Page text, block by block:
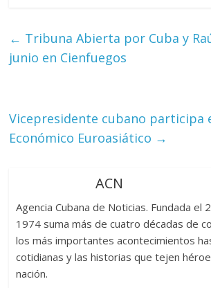
← Tribuna Abierta por Cuba y
junio en Cienfuegos
Vicepresidente cubano participa
Económico Euroasiático →
ACN
Agencia Cubana de Noticias. Fundada el
1974 suma más de cuatro décadas de
los más importantes acontecimientos
cotidianas y las historias que tejen
nación.